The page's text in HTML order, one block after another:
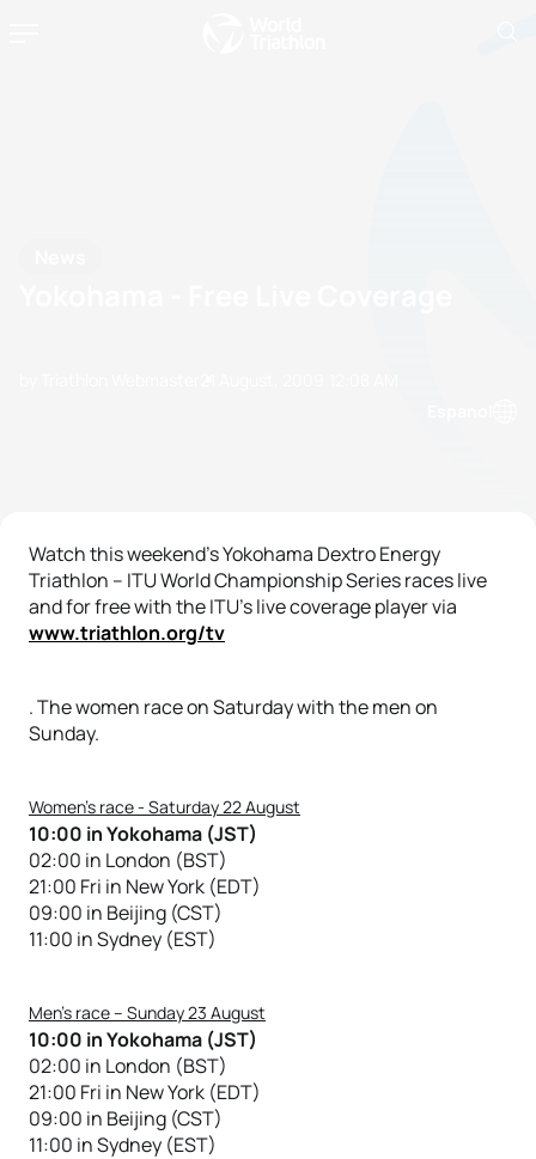
Watch this weekend’s Yokohama Dextro Energy
Triathlon – ITU World Championship Series races live
and for free with the ITU’s live coverage player via
www.triathlon.org/tv
. The women race on Saturday with the men on
Sunday.
Women’s race - Saturday 22 August
10:00 in Yokohama (JST)
02:00 in London (BST)
21:00 Fri in New York (EDT)
09:00 in Beijing (CST)
11:00 in Sydney (EST)
Men’s race – Sunday 23 August
10:00 in Yokohama (JST)
02:00 in London (BST)
21:00 Fri in New York (EDT)
09:00 in Beijing (CST)
11:00 in Sydney (EST)